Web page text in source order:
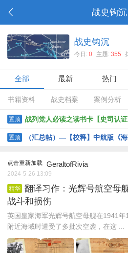
战史钩沉
战史钩沉
今日:0 主题:355
全部 最新 热门
书籍资料 战史档案 案例分析
置顶 战列党人必读之读书卡【史司认证
置顶 （汇总帖）—【校释】中航版《
点击重新加载 GeraltofRivia
2024-5-26 13:09
精华 翻译习作：光辉号航空母
战斗和损伤
英国皇家海军光辉号航空母舰在1941
附近海域时遭受了多批次空袭，在这 ...